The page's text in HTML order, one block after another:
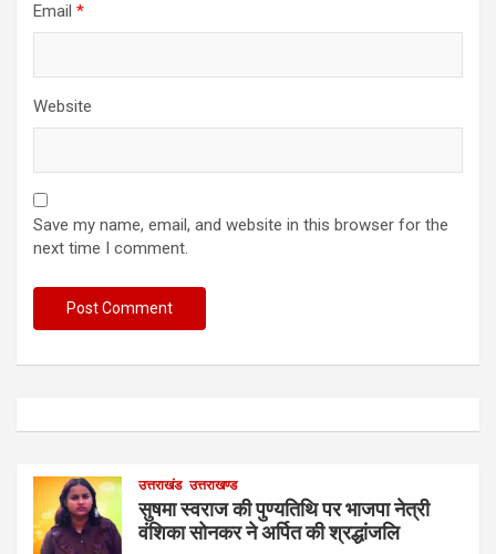
Email *
Website
Save my name, email, and website in this browser for the
next time I comment.
उत्तराखंड उत्तराखण्ड
सुषमा स्वराज की पुण्यतिथि पर भाजपा नेत्री
वंशिका सोनकर ने अर्पित की श्रद्धांजलि